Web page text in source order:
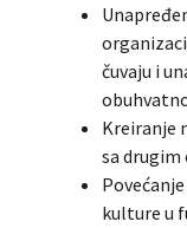
čuvaju i
Kreiranje
sa
kulture u